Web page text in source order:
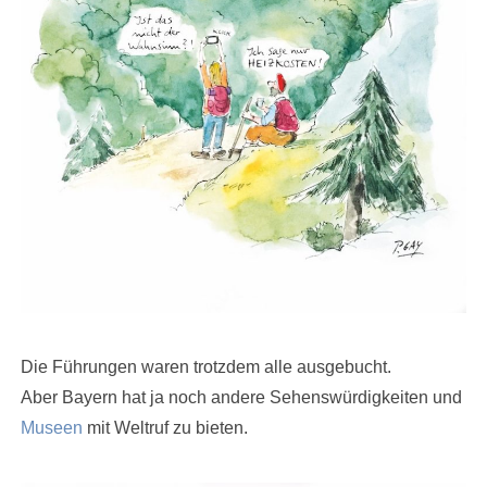
Die Führungen waren trotzdem alle ausgebucht.
Aber Bayern hat ja noch andere Sehenswürdigkeiten und
Museen mit Weltruf zu bieten.